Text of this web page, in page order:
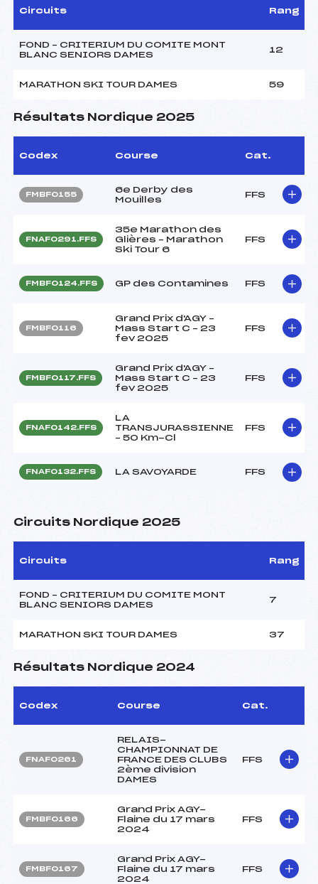
Circuits Rang
FOND – CRITERIUM DU COMITE MONT
BLANC SENIORS DAMES
12
MARATHON SKI TOUR DAMES 59
Résultats Nordique 2025
Codex Course Cat.
FMBF0155
6e Derby des
Mouilles
FFS
FNAF0291.FFS
35e Marathon des
Glières – Marathon
Ski Tour 6
FFS
FMBF0124.FFS GP des Contamines FFS
FMBF0116
Grand Prix d'AGY –
Mass Start C – 23
fev 2025
FFS
FMBF0117.FFS
Grand Prix d'AGY –
Mass Start C – 23
fev 2025
FFS
FNAF0142.FFS
LA
TRANSJURASSIENNE
– 50 Km-Cl
FFS
FNAF0132.FFS LA SAVOYARDE FFS
Circuits Nordique 2025
Circuits Rang
FOND – CRITERIUM DU COMITE MONT
BLANC SENIORS DAMES
7
MARATHON SKI TOUR DAMES 37
Résultats Nordique 2024
Codex Course Cat.
FNAF0261
RELAIS-
CHAMPIONNAT DE
FRANCE DES CLUBS
2ème division
DAMES
FFS
FMBF0166
Grand Prix AGY-
Flaine du 17 mars
2024
FFS
FMBF0167
Grand Prix AGY-
Flaine du 17 mars
2024
FFS